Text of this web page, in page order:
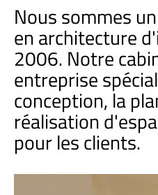
Nous sommes
en architecture
2006. Notre
entreprise
conception, la
réalisation
pour les clients.